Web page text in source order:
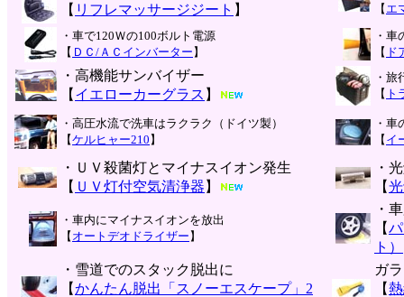
【 リフレマッサージジート 】
【 エ
・車で120Ｗの100ボルト電源
【 ＤＣ/ＡＣインバーター 】
・車
【 ド
・高機能サンバイザー
【 イエローカーグラス 】
・旅
【 ト
・高圧水流で洗車はラクラク（ドイツ製）
【ケルヒャー210 】
・車
【 イ
・ＵＶ殺菌灯とマイナスイオン発生
【 ＵＶ灯付空気清浄器 】
・
【
・車内にマイナスイオンを放出
【 オートデオドライザー 】
・
【
ト）
・雪道でのスタック脱出に
【かんたん脱出「スノーエスケープ」2
ガ
【